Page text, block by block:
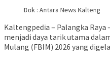
Dok : Antara News Kalteng
Kaltengpedia – Palangka
menjadi daya tarik utama
Mulang (FBIM) 2026 yang